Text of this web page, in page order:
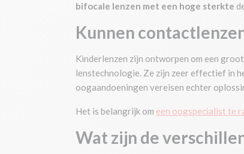
bifocale lenzen met een hoge sterkte
Kunnen
Kinderlenzen zijn ontworpen om een
lenstechnologie. Ze zijn zeer effectief in
oogaandoeningen vereisen echter
Het is belangrijk om een oogspecialist te
Wat zijn de